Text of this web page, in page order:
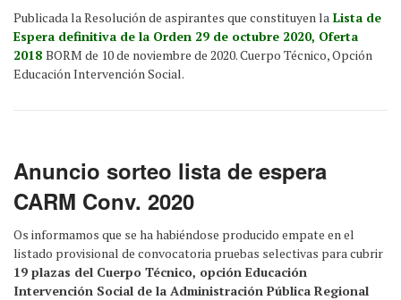
Publicada la Resolución de aspirantes que constituyen la Lista de
Espera definitiva de la Orden 29 de octubre 2020, Oferta
2018 BORM de 10 de noviembre de 2020. Cuerpo Técnico, Opción
Educación Intervención Social.
Anuncio sorteo lista de espera
CARM Conv. 2020
Os informamos que se ha habiéndose producido empate en el
listado provisional de convocatoria pruebas selectivas para cubrir
19 plazas del Cuerpo Técnico, opción Educación
Intervención Social de la Administración Pública Regional